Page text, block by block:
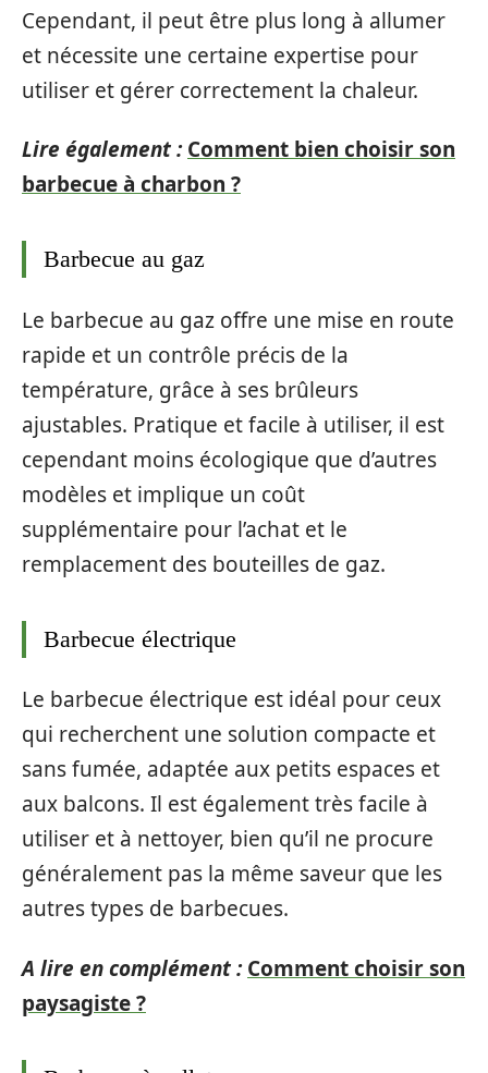
Cependant, il peut être plus long à allumer
et nécessite une certaine expertise pour
utiliser et gérer correctement la chaleur.
Lire également : Comment bien choisir son
barbecue à charbon ?
Barbecue au gaz
Le barbecue au gaz offre une mise en route
rapide et un contrôle précis de la
température, grâce à ses brûleurs
ajustables. Pratique et facile à utiliser, il est
cependant moins écologique que d’autres
modèles et implique un coût
supplémentaire pour l’achat et le
remplacement des bouteilles de gaz.
Barbecue électrique
Le barbecue électrique est idéal pour ceux
qui recherchent une solution compacte et
sans fumée, adaptée aux petits espaces et
aux balcons. Il est également très facile à
utiliser et à nettoyer, bien qu’il ne procure
généralement pas la même saveur que les
autres types de barbecues.
A lire en complément : Comment choisir son
paysagiste ?